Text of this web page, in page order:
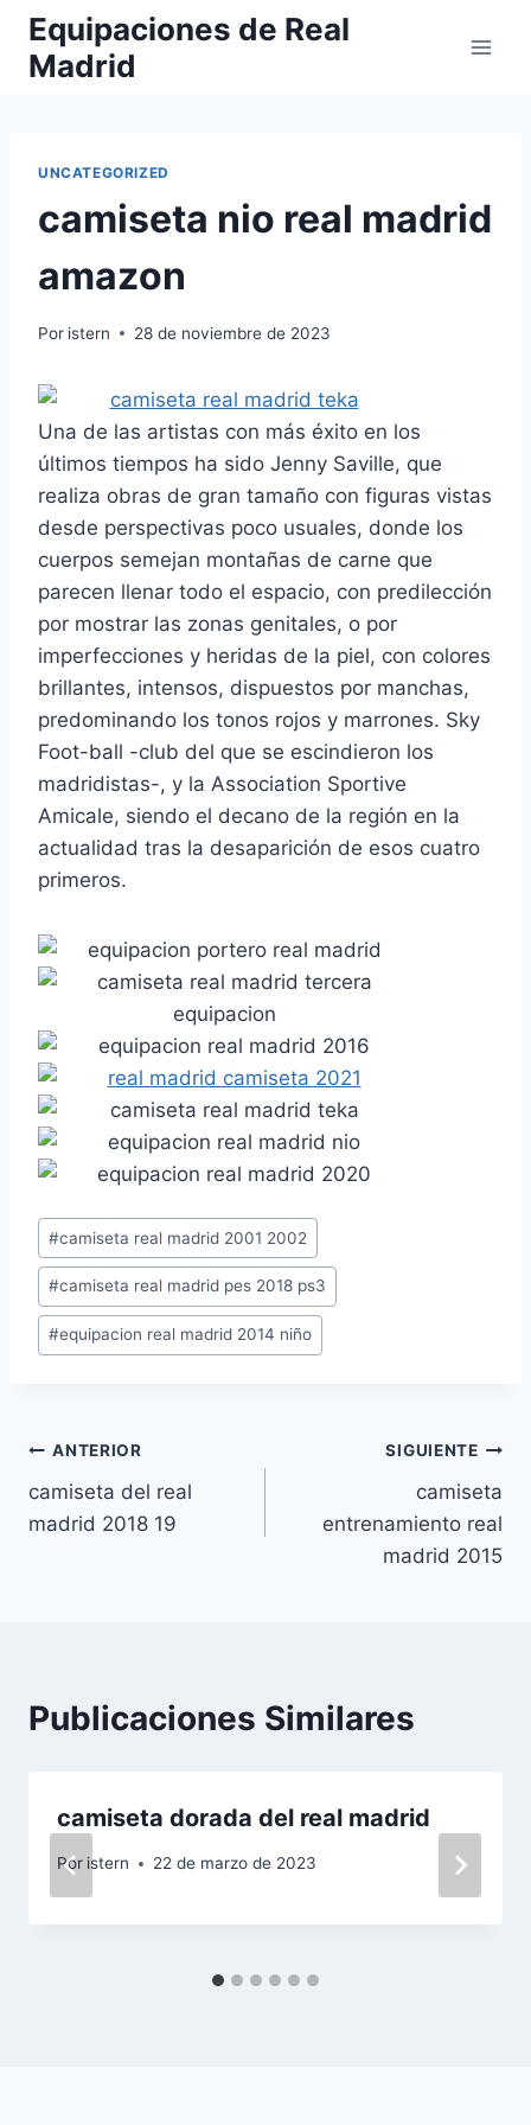
Saltar
contenido
Equipaciones de Real
Madrid
UNCATEGORIZED
camiseta nio real madrid
amazon
Por istern 28 de noviembre de 2023
Una de las artistas con más éxito en los
últimos tiempos ha sido Jenny Saville, que
realiza obras de gran tamaño con figuras vistas
desde perspectivas poco usuales, donde los
cuerpos semejan montañas de carne que
parecen llenar todo el espacio, con predilección
por mostrar las zonas genitales, o por
imperfecciones y heridas de la piel, con colores
brillantes, intensos, dispuestos por manchas,
predominando los tonos rojos y marrones. Sky
Foot-ball -club del que se escindieron los
madridistas-, y la Association Sportive
Amicale, siendo el decano de la región en la
actualidad tras la desaparición de esos cuatro
primeros.
Etiquetas
de
la
entrada:
#camiseta real madrid 2001 2002
#camiseta real madrid pes 2018 ps3
#equipacion real madrid 2014 niño
Navegación
de
ANTERIOR
camiseta del real
madrid 2018 19
SIGUIENTE
camiseta
entrenamiento real
madrid 2015
Publicaciones Similares
camiseta dorada del real madrid
Por istern 22 de marzo de 2023